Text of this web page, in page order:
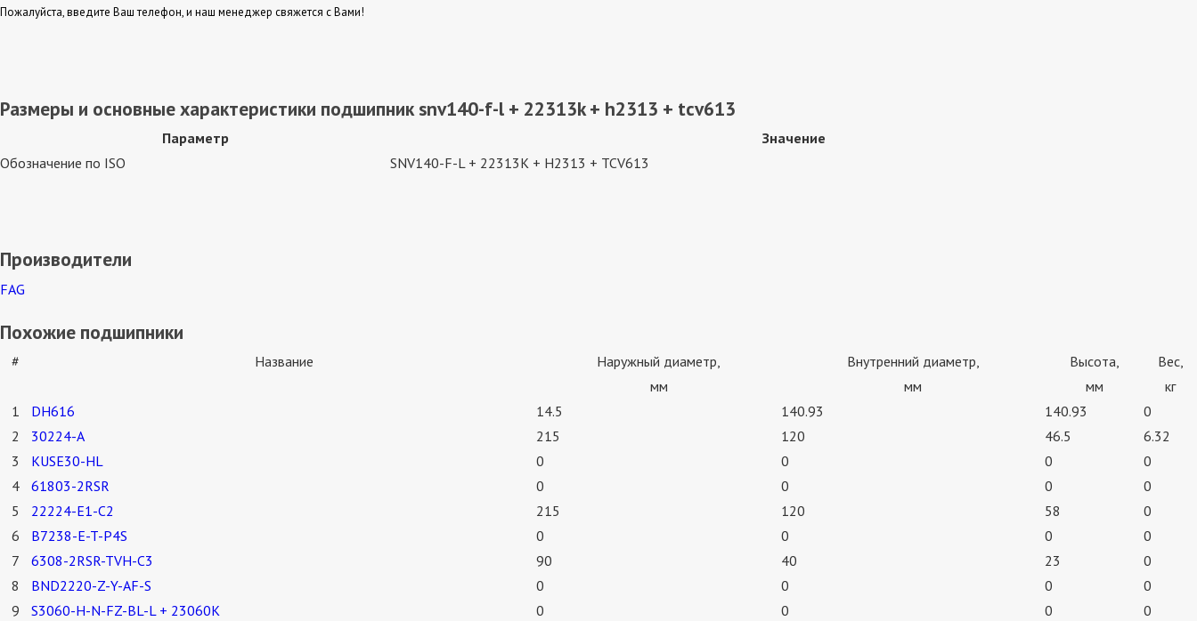
Пожалуйста, введите Ваш телефон, и наш менеджер свяжется с Вами!
Размеры и основные характеристики подшипник snv140-f-l + 22313k + h2313 + tcv613
Параметр
Значение
Обозначение по ISO
SNV140-F-L + 22313K + H2313 + TCV613
Производители
FAG
Похожие подшипники
# Название
Наружный диаметр,
мм
Внутренний диаметр,
мм
Высота,
мм
Вес,
кг
1
DH616 14.5 140.93 140.93
0
2
30224-A 215 120 46.5
6.32
3
KUSE30-HL 0 0 0
0
4
61803-2RSR 0 0 0
0
5
22224-E1-C2 215 120 58
0
6
B7238-E-T-P4S 0 0 0
0
7
6308-2RSR-TVH-C3 90 40 23
0
8
BND2220-Z-Y-AF-S 0 0 0
0
9
S3060-H-N-FZ-BL-L + 23060K 0 0 0
0